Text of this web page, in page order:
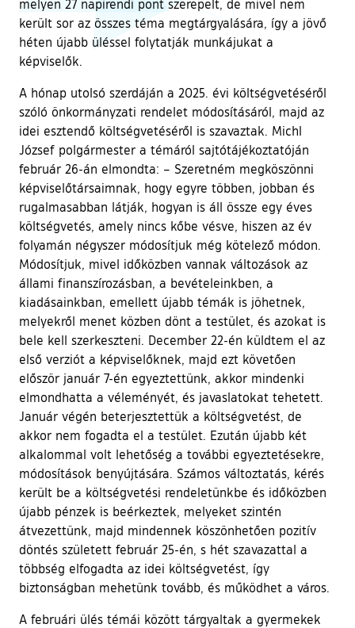
melyen 27 napirendi pont szerepelt, de mivel nem
került sor az összes téma megtárgyalására, így a jövő
héten újabb üléssel folytatják munkájukat a
képviselők.
A hónap utolsó szerdáján a 2025. évi költségvetéséről
szóló önkormányzati rendelet módosításáról, majd az
idei esztendő költségvetéséről is szavaztak. Michl
József polgármester a témáról sajtótájékoztatóján
február 26-án elmondta: – Szeretném megköszönni
képviselőtársaimnak, hogy egyre többen, jobban és
rugalmasabban látják, hogyan is áll össze egy éves
költségvetés, amely nincs kőbe vésve, hiszen az év
folyamán négyszer módosítjuk még kötelező módon.
Módosítjuk, mivel időközben vannak változások az
állami finanszírozásban, a bevételeinkben, a
kiadásainkban, emellett újabb témák is jöhetnek,
melyekről menet közben dönt a testület, és azokat is
bele kell szerkeszteni. December 22-én küldtem el az
első verziót a képviselőknek, majd ezt követően
először január 7-én egyeztettünk, akkor mindenki
elmondhatta a véleményét, és javaslatokat tehetett.
Január végén beterjesztettük a költségvetést, de
akkor nem fogadta el a testület. Ezután újabb két
alkalommal volt lehetőség a további egyeztetésekre,
módosítások benyújtására. Számos változtatás, kérés
került be a költségvetési rendeletünkbe és időközben
újabb pénzek is beérkeztek, melyeket szintén
átvezettünk, majd mindennek köszönhetően pozitív
döntés született február 25-én, s hét szavazattal a
többség elfogadta az idei költségvetést, így
biztonságban mehetünk tovább, és működhet a város.
A februári ülés témái között tárgyaltak a gyermekek